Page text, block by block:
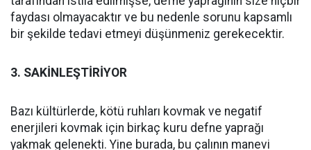
faydası olmayacaktır ve bu nedenle sorunu kapsamlı
bir şekilde tedavi etmeyi düşünmeniz gerekecektir.
3. SAKİNLEŞTİRİYOR
Bazı kültürlerde, kötü ruhları kovmak ve negatif
enerjileri kovmak için birkaç kuru defne yaprağı
yakmak gelenekti. Yine burada, bu çalının manevi